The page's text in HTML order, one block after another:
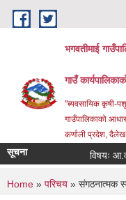
Skip to main content
भगवतीमाई
गाउँ
"ब्यवसायिक कृषी-
गाउँपालिकाको
कर्णाली प्रदेश, दैलेख
सूचना विषयः आ.व.
You are here
Home » परिचय » संगठनात्मक